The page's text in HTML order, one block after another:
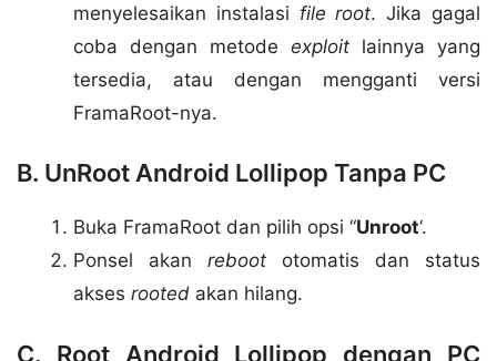
menyelesaikan instalasi file root. Jika gagal
coba dengan metode exploit lainnya yang
tersedia, atau dengan mengganti versi
FramaRoot-nya.
B. UnRoot Android Lollipop Tanpa PC
Buka FramaRoot dan pilih opsi “Unroot‘.
Ponsel akan reboot otomatis dan status
akses rooted akan hilang.
C. Root Android Lollipop dengan PC